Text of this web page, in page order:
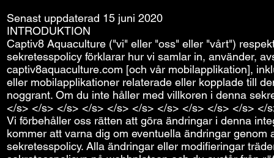
Senast uppdaterad 15 juni 2020
INTRODUKTION
Captiv8 Aquaculture ("vi" eller "oss" eller "vårt")
sekretesspolicy förklarar hur vi samlar in, använder,
captiv8aquaculture.com [och vår mobilapplikation],
eller mobilapplikationer relaterade eller kopplade till
noggrant. Om du inte håller med villkoren i denna
</s> </s> </s> </s> </s> </s> </s> </s> </s> </s> </
Vi förbehåller oss rätten att göra ändringar i denna
kommer att varna dig om eventuella ändringar
sekretesspolicy. Alla ändringar eller modifieringar